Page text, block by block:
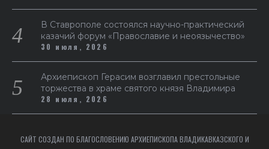
В Ставрополе состоялся научно-практический
казачий форум «Православие и неоязычество»
30 июля, 2026
Архиепископ Герасим возглавил престольные
торжества в храме святого князя Владимира
28 июля, 2026
САЙТ СОЗДАН ПО БЛАГОСЛОВЕНИЮ АРХИЕПИСКОПА ВЛАДИКАВКАЗСКОГО И